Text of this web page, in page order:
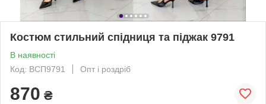
Костюм стильний спідниця та піджак 9791
В наявності
Код: ВСП9791
Опт і роздріб
870 ₴